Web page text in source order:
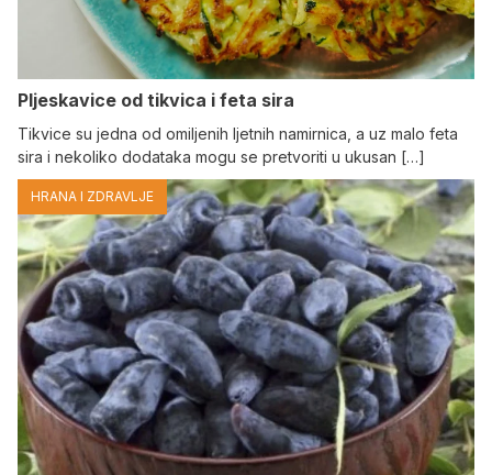
Pljeskavice od tikvica i feta sira
Tikvice su jedna od omiljenih ljetnih namirnica, a uz malo feta
sira i nekoliko dodataka mogu se pretvoriti u ukusan […]
HRANA I ZDRAVLJE